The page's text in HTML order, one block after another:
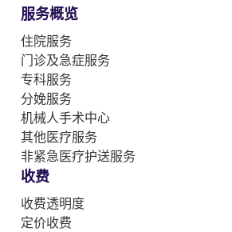
服务概览
住院服务
门诊及急症服务
专科服务
分娩服务
机械人手术中心
其他医疗服务
非紧急医疗护送服务
收费
收费透明度
定价收费